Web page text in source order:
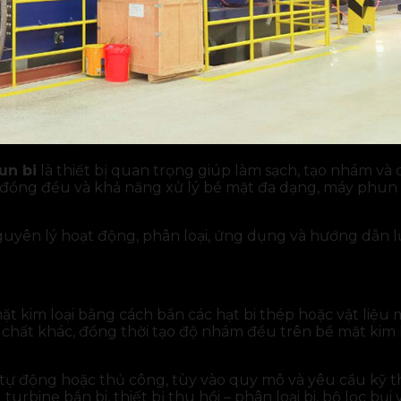
bi là thiết bị quan trọng giúp làm sạch, tạo nhám
đều và khả năng xử lý bề mặt đa dạng, máy
lý hoạt động, phân loại, ứng dụng và hướng
kim loại bằng cách bắn các hạt bi thép hoặc vật liệu
khác, đồng thời tạo độ nhám đều trên bề mặt
động hoặc thủ công, tùy vào quy mô và yêu cầu
bắn bi, thiết bị thu hồi – phân loại bi, bộ lọc